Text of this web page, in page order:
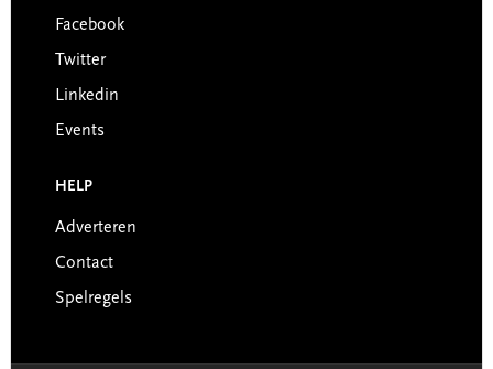
Facebook
Twitter
Linkedin
Events
HELP
Adverteren
Contact
Spelregels